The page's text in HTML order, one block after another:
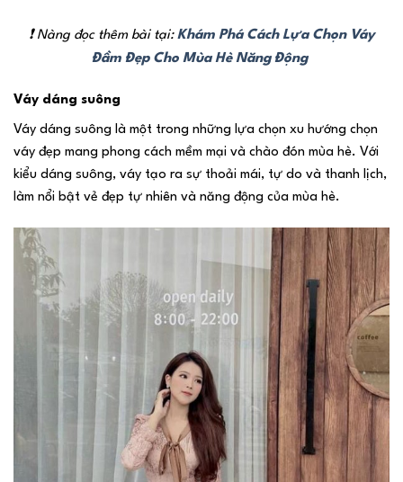
❗ Nàng đọc thêm bài tại: Khám Phá Cách Lựa Chọn Váy
Đầm Đẹp Cho Mùa Hè Năng Động
Váy dáng suông
Váy dáng suông là một trong những lựa chọn xu hướng chọn
váy đẹp mang phong cách mềm mại và chào đón mùa hè. Với
kiểu dáng suông, váy tạo ra sự thoải mái, tự do và thanh lịch,
làm nổi bật vẻ đẹp tự nhiên và năng động của mùa hè.